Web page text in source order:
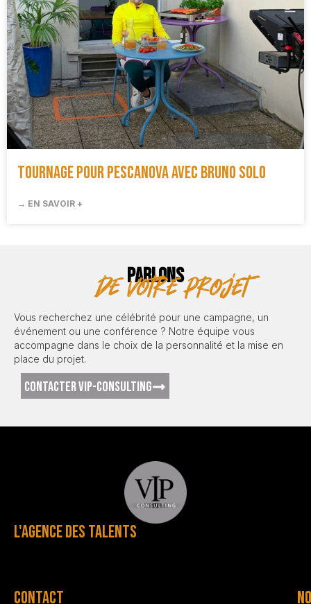
Tournage pour Pescanova avec Bruno Solo
→ EN SAVOIR +
PARLONS
de votre projet
Vous recherchez une célébrité pour une campagne, un
événement ou une conférence ? Notre équipe vous
accompagne dans le choix de la personnalité et la mise en
place du projet.
CONTACTER VIP-CONSULTING
L'AGENCE DES TALENTS
CONTACT